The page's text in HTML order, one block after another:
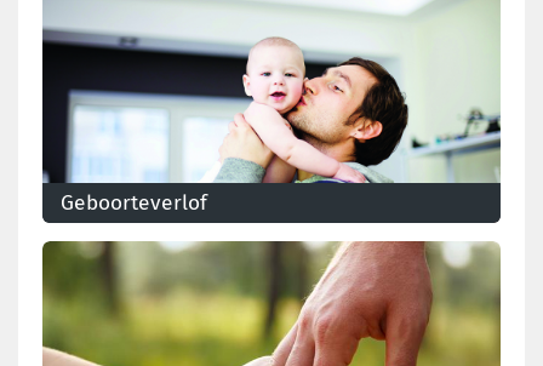
Geboorteverlof
Sinds begin 2023 heb je recht op 20 dagen
geboorteverlof!